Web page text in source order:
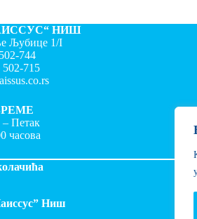
НИШ
Љубице 1/I
744
502-715
Петак
часова
Ниш